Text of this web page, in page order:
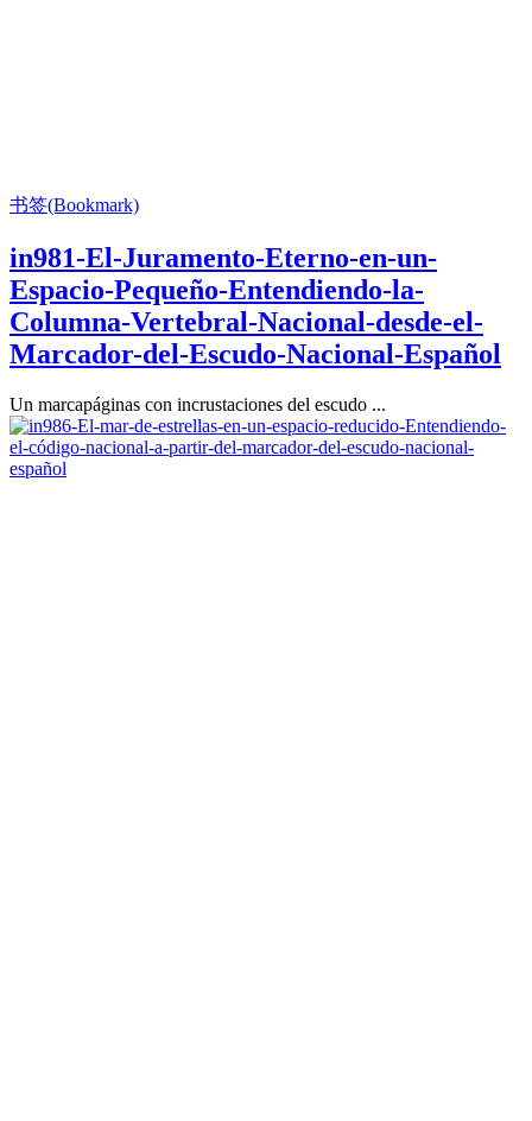
书签(Bookmark)
in981-El-Juramento-Eterno-en-un-
Espacio-Pequeño-Entendiendo-la-
Columna-Vertebral-Nacional-desde-el-
Marcador-del-Escudo-Nacional-Español
Un marcapáginas con incrustaciones del escudo ...